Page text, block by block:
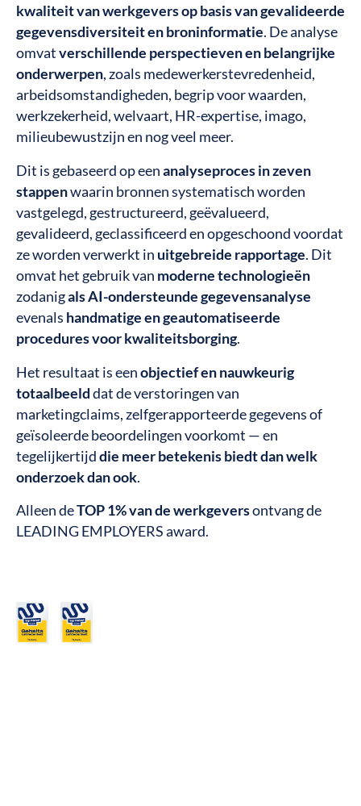
kwaliteit van werkgevers op basis van gevalideerde
gegevensdiversiteit en broninformatie. De analyse
omvatverschillende perspectieven en belangrijke
onderwerpen, zoals medewerkerstevredenheid,
arbeidsomstandigheden, begrip voor waarden,
werkzekerheid, welvaart, HR-expertise, imago,
milieubewustzijn en nog veel meer.
Dit is gebaseerd op eenanalyseproces in zeven
stappenwaarin bronnen systematisch worden
vastgelegd, gestructureerd, geëvalueerd,
gevalideerd, geclassificeerd en opgeschoond voordat
ze worden verwerkt in uitgebreide rapportage. Dit
omvat het gebruik van moderne technologieën
zodanigals AI-ondersteunde gegevensanalyse
evenals handmatige en geautomatiseerde
procedures voor kwaliteitsborging.
Het resultaat is eenobjectief en nauwkeurig
totaalbeelddat de verstoringen van
marketingclaims, zelfgerapporteerde gegevens of
geïsoleerde beoordelingen voorkomt — en
tegelijkertijddie meer betekenis biedt dan welk
onderzoek dan ook.
Alleen deTOP 1% van de werkgeversontvang de
LEADING EMPLOYERS award.